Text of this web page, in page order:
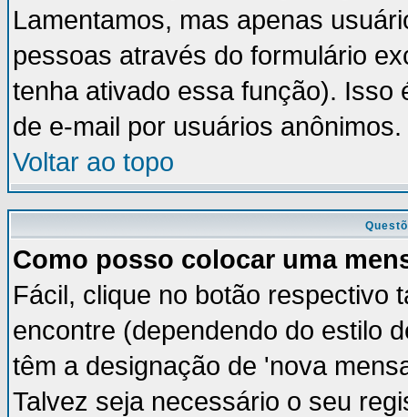
Lamentamos, mas apenas
pessoas através do formulário
tenha ativado essa função). Isso
de e-mail por usuários anônimos.
Voltar ao topo
Como posso colocar uma
Fácil, clique no botão respectivo
encontre (dependendo do estilo
têm a designação de 'nova
Talvez seja necessário o seu